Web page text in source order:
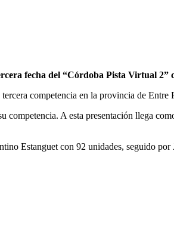
fecha del “Córdoba Pista Virtual 2”
competencia en la provincia de Entre
A esta presentación llega
Estanguet con 92 unidades, seguido